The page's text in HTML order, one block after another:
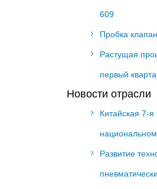
609
Пробка
Растущая
первый
Новости отрасли
Китайская 7-
Развитие